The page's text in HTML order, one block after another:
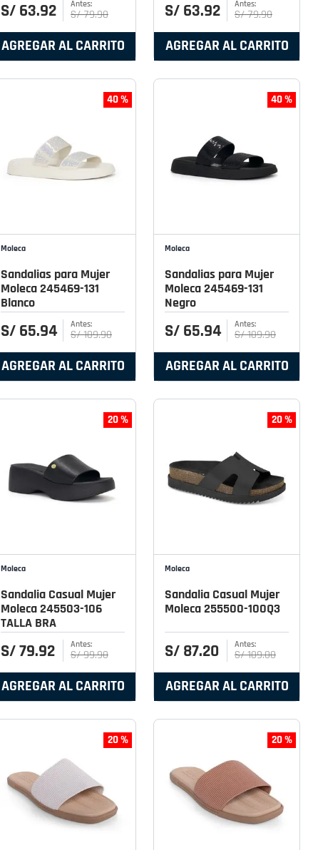
S/ 63.92 S/79.90
AGREGAR AL CARRITO
S/ 63.92 S/79.90
AGREGAR AL CARRITO
40 %
Moleca
Sandalias para Mujer
Moleca 245469-131
Blanco
S/ 65.94 S/109.90
AGREGAR AL CARRITO
40 %
Moleca
Sandalias para Mujer
Moleca 245469-131
Negro
S/ 65.94 S/109.90
AGREGAR AL CARRITO
20 %
Moleca
Sandalia Casual Mujer
Moleca 245503-106
TALLA BRA
S/79.92 S/99.90
AGREGAR AL CARRITO
20 %
Moleca
Sandalia Casual Mujer
Moleca 255500-100Q3
S/ 87.20 S/109.00
AGREGAR AL CARRITO
20 % 20 %